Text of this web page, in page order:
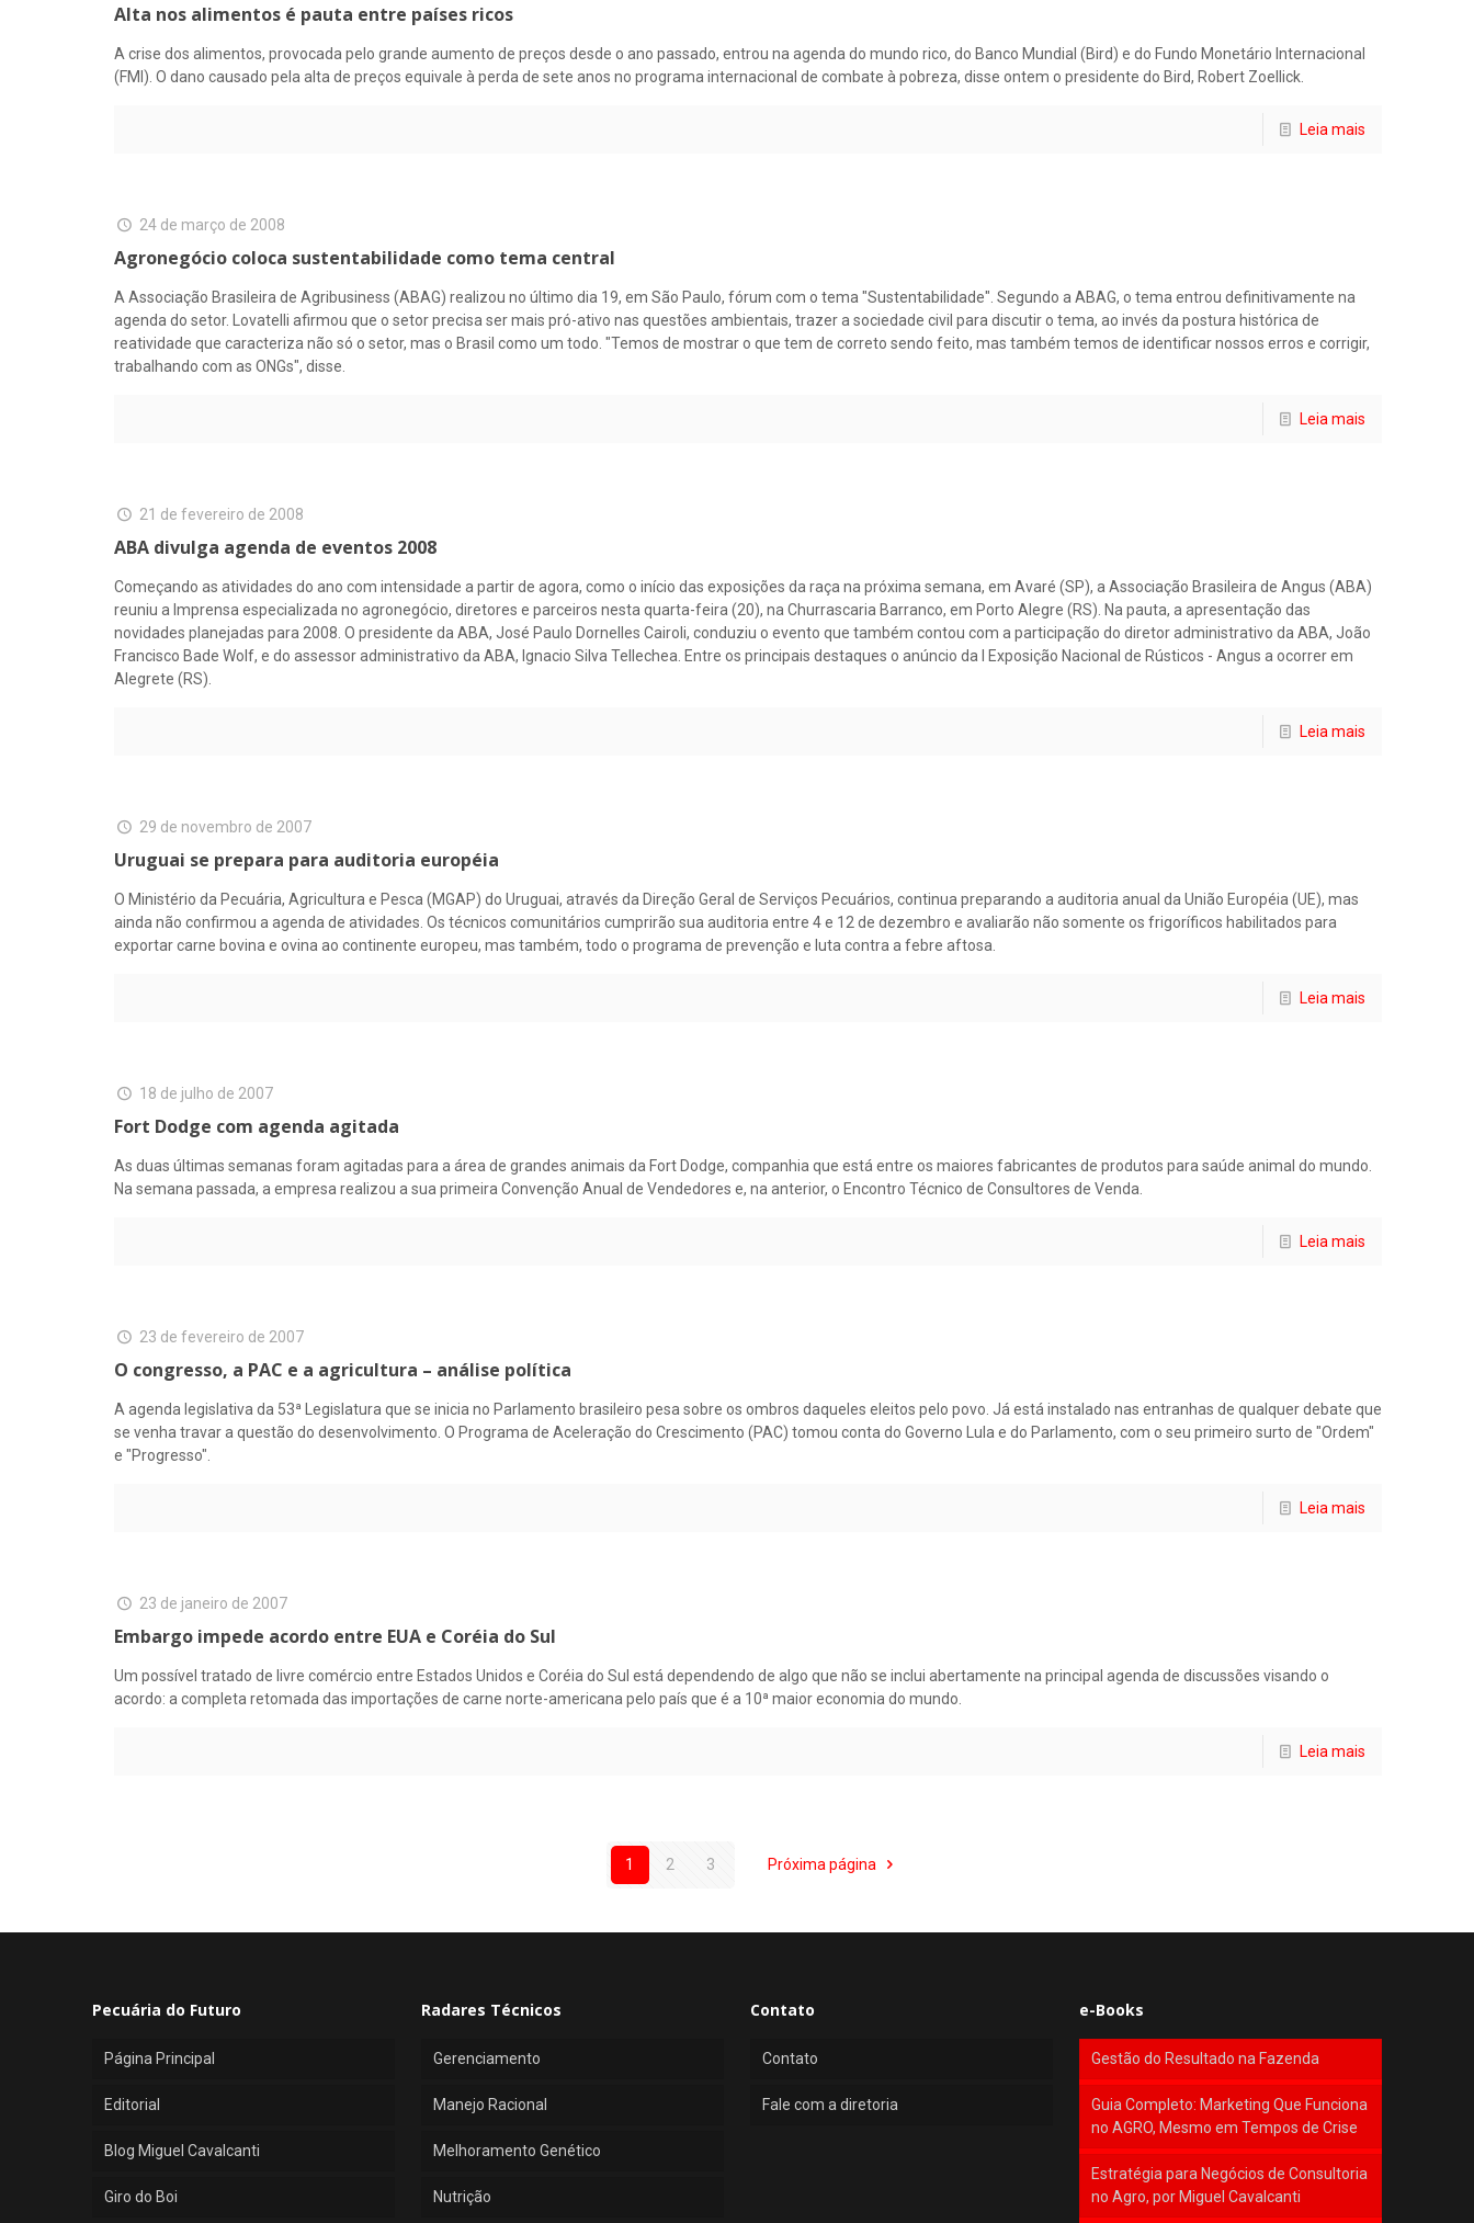
Alta nos alimentos é pauta entre países ricos
A crise dos alimentos, provocada pelo grande aumento de preços desde o ano passado, entrou na agenda do mundo rico, do Banco Mundial (Bird) e do Fundo Monetário Internacional
(FMI). O dano causado pela alta de preços equivale à perda de sete anos no programa internacional de combate à pobreza, disse ontem o presidente do Bird, Robert Zoellick.
Leia mais
24 de março de 2008
Agronegócio coloca sustentabilidade como tema central
A Associação Brasileira de Agribusiness (ABAG) realizou no último dia 19, em São Paulo, fórum com o tema "Sustentabilidade". Segundo a ABAG, o tema entrou definitivamente na
agenda do setor. Lovatelli afirmou que o setor precisa ser mais pró-ativo nas questões ambientais, trazer a sociedade civil para discutir o tema, ao invés da postura histórica de
reatividade que caracteriza não só o setor, mas o Brasil como um todo. "Temos de mostrar o que tem de correto sendo feito, mas também temos de identificar nossos erros e corrigir,
trabalhando com as ONGs", disse.
Leia mais
21 de fevereiro de 2008
ABA divulga agenda de eventos 2008
Começando as atividades do ano com intensidade a partir de agora, como o início das exposições da raça na próxima semana, em Avaré (SP), a Associação Brasileira de Angus (ABA)
reuniu a Imprensa especializada no agronegócio, diretores e parceiros nesta quarta-feira (20), na Churrascaria Barranco, em Porto Alegre (RS). Na pauta, a apresentação das
novidades planejadas para 2008. O presidente da ABA, José Paulo Dornelles Cairoli, conduziu o evento que também contou com a participação do diretor administrativo da ABA, João
Francisco Bade Wolf, e do assessor administrativo da ABA, Ignacio Silva Tellechea. Entre os principais destaques o anúncio da I Exposição Nacional de Rústicos - Angus a ocorrer em
Alegrete (RS).
Leia mais
29 de novembro de 2007
Uruguai se prepara para auditoria européia
O Ministério da Pecuária, Agricultura e Pesca (MGAP) do Uruguai, através da Direção Geral de Serviços Pecuários, continua preparando a auditoria anual da União Européia (UE), mas
ainda não confirmou a agenda de atividades. Os técnicos comunitários cumprirão sua auditoria entre 4 e 12 de dezembro e avaliarão não somente os frigoríficos habilitados para
exportar carne bovina e ovina ao continente europeu, mas também, todo o programa de prevenção e luta contra a febre aftosa.
Leia mais
18 de julho de 2007
Fort Dodge com agenda agitada
As duas últimas semanas foram agitadas para a área de grandes animais da Fort Dodge, companhia que está entre os maiores fabricantes de produtos para saúde animal do mundo.
Na semana passada, a empresa realizou a sua primeira Convenção Anual de Vendedores e, na anterior, o Encontro Técnico de Consultores de Venda.
Leia mais
23 de fevereiro de 2007
O congresso, a PAC e a agricultura – análise política
A agenda legislativa da 53ª Legislatura que se inicia no Parlamento brasileiro pesa sobre os ombros daqueles eleitos pelo povo. Já está instalado nas entranhas de qualquer debate que
se venha travar a questão do desenvolvimento. O Programa de Aceleração do Crescimento (PAC) tomou conta do Governo Lula e do Parlamento, com o seu primeiro surto de "Ordem"
e "Progresso".
Leia mais
23 de janeiro de 2007
Embargo impede acordo entre EUA e Coréia do Sul
Um possível tratado de livre comércio entre Estados Unidos e Coréia do Sul está dependendo de algo que não se inclui abertamente na principal agenda de discussões visando o
acordo: a completa retomada das importações de carne norte-americana pelo país que é a 10ª maior economia do mundo.
Leia mais
1 2 3 Próxima página
Pecuária do Futuro
Página Principal
Editorial
Blog Miguel Cavalcanti
Giro do Boi
Radares Técnicos
Gerenciamento
Manejo Racional
Melhoramento Genético
Nutrição
Contato
Contato
Fale com a diretoria
e-Books
Gestão do Resultado na Fazenda
Guia Completo: Marketing Que Funciona
no AGRO, Mesmo em Tempos de Crise
Estratégia para Negócios de Consultoria
no Agro, por Miguel Cavalcanti